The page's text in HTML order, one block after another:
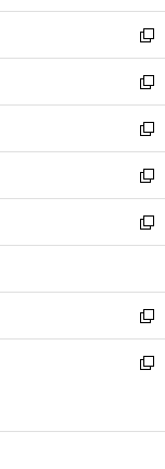
開
く
ウ
で
開
く
ン
ド
ウ
で
開
く
ウ
ィ
ン
ド
ウ
で
開
く
新
し
い
ウ
ィ
ン
ド
ウ
で
開
新
し
い
ウ
ィ
ン
ド
ウ
開
く
新
し
い
ウ
ィ
ン
ウ
で
開
く
新
し
い
ウ
ン
ド
ウ
で
新
し
ウ
ィ
ン
ド
開
新
し
い
ン
新
ウ